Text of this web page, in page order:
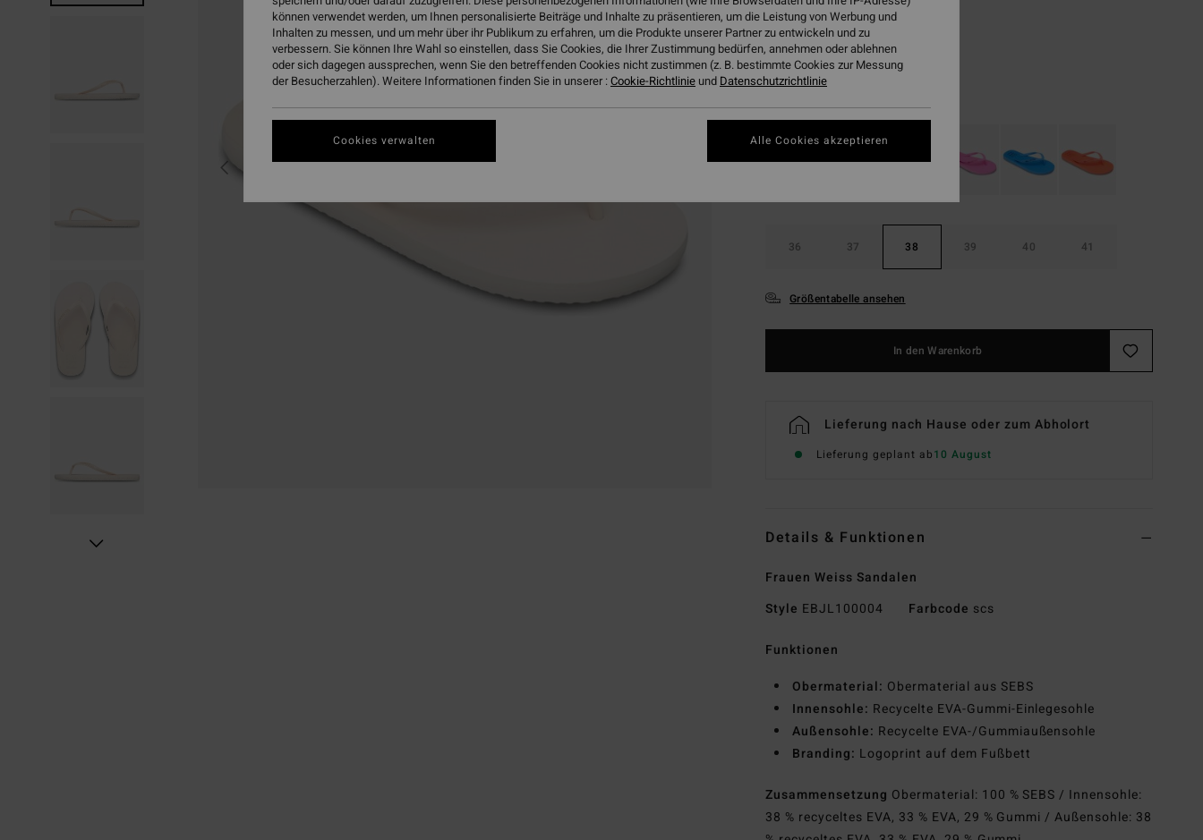
SALE
DOPPELTER RABATT EXTRA 25%
36 37 38 39 40 41
Größentabelle ansehen
In den Warenkorb
Lieferung nach Hause oder zum Abholort
Lieferung geplant ab10 August
Details & Funktionen
Frauen Weiss Sandalen
Style EBJL100004 Farbcode scs
Funktionen
Obermaterial: Obermaterial aus SEBS
Innensohle: Recycelte EVA-Gummi-Einlegesohle
Außensohle: Recycelte EVA-/Gummiaußensohle
Branding: Logoprint auf dem Fußbett
Zusammensetzung Obermaterial: 100 % SEBS / Innensohle:
38 % recyceltes EVA, 33 % EVA, 29 % Gummi / Außensohle: 38
können verwendet werden, um Ihnen personalisierte Beiträge und Inhalte zu präsentieren, um die Leistung von Werbung und
Inhalten zu messen, und um mehr über ihr Publikum zu erfahren, um die Produkte unserer Partner zu entwickeln und zu
verbessern. Sie können Ihre Wahl so einstellen, dass Sie Cookies, die Ihrer Zustimmung bedürfen, annehmen oder ablehnen
oder sich dagegen aussprechen, wenn Sie den betreffenden Cookies nicht zustimmen (z. B. bestimmte Cookies zur Messung
der Besucherzahlen). Weitere Informationen finden Sie in unserer :Cookie-Richtlinie und Datenschutzrichtlinie
Cookies verwalten Alle Cookies akzeptieren